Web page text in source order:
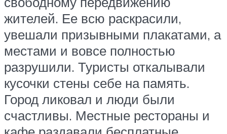
жителей. Ее всю раскрасили,
увешали призывными плакатами, а
местами и вовсе полностью
разрушили. Туристы откалывали
кусочки стены себе на память.
Город ликовал и люди были
счастливы. Местные рестораны и